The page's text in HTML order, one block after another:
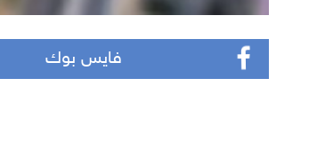
فايس بوك